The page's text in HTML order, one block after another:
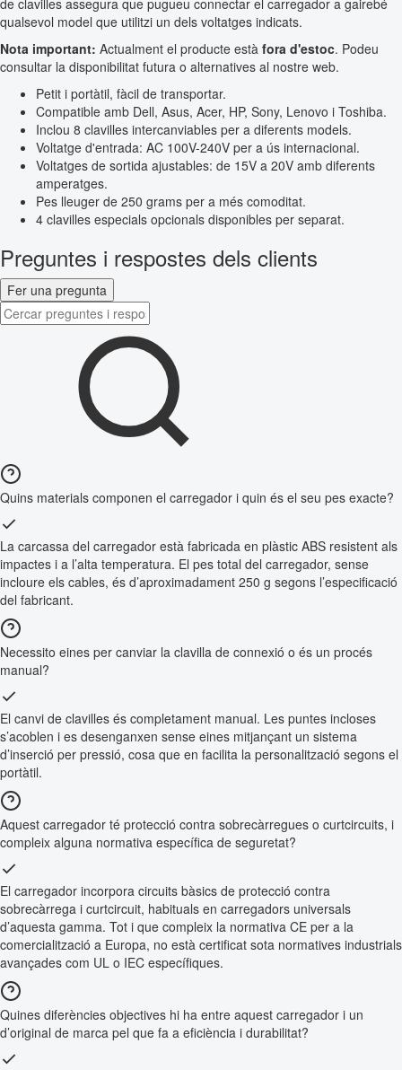
qualsevol model que utilitzi un dels voltatges indicats.
Nota important: Actualment el producte està fora d'estoc. Podeu
consultar la disponibilitat futura o alternatives al nostre web.
Petit i portàtil, fàcil de transportar.
Compatible amb Dell, Asus, Acer, HP, Sony, Lenovo i Toshiba.
Inclou 8 clavilles intercanviables per a diferents models.
Voltatge d'entrada: AC 100V-240V per a ús internacional.
Voltatges de sortida ajustables: de 15V a 20V amb diferents
amperatges.
Pes lleuger de 250 grams per a més comoditat.
4 clavilles especials opcionals disponibles per separat.
Preguntes i respostes dels clients
Fer una pregunta
Quins materials componen el carregador i quin és el seu pes exacte?
La carcassa del carregador està fabricada en plàstic ABS resistent als
impactes i a l’alta temperatura. El pes total del carregador, sense
incloure els cables, és d’aproximadament 250 g segons l’especificació
del fabricant.
Necessito eines per canviar la clavilla de connexió o és un procés
manual?
El canvi de clavilles és completament manual. Les puntes incloses
s’acoblen i es desenganxen sense eines mitjançant un sistema
d’inserció per pressió, cosa que en facilita la personalització segons el
portàtil.
Aquest carregador té protecció contra sobrecàrregues o curtcircuits, i
compleix alguna normativa específica de seguretat?
El carregador incorpora circuits bàsics de protecció contra
sobrecàrrega i curtcircuit, habituals en carregadors universals
d’aquesta gamma. Tot i que compleix la normativa CE per a la
comercialització a Europa, no està certificat sota normatives industrials
avançades com UL o IEC específiques.
Quines diferències objectives hi ha entre aquest carregador i un
d’original de marca pel que fa a eficiència i durabilitat?